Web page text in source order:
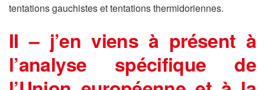
tentations gauchistes et tentations thermidoriennes.
II – j’en viens à présent à
l’analyse spécifique de